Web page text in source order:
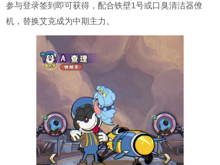
参与登录签到即可获得，配合铁壁1号或口臭清洁器僚
机，替换艾克成为中期主力。